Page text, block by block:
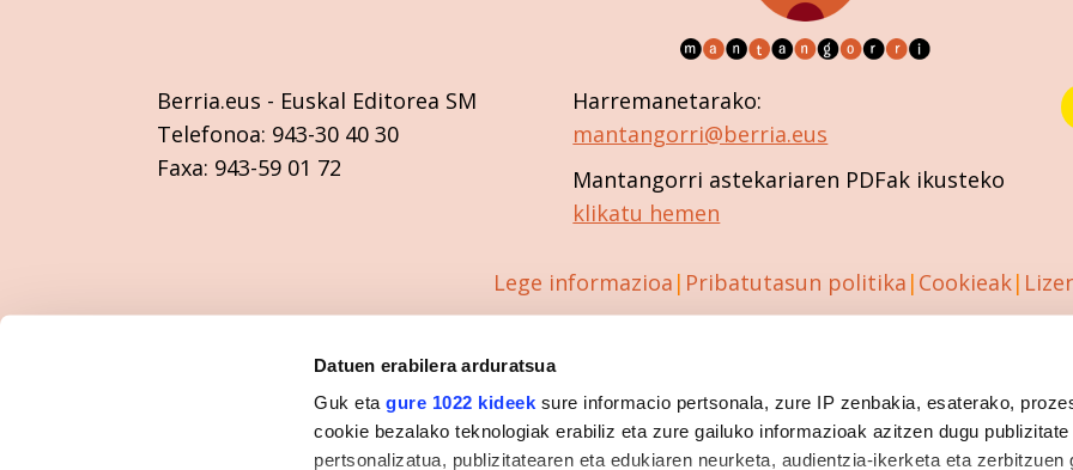
Datuen erabilera arduratsua
Guk etagure 1022 kideek sure informacio pertsonala, zure IP zenbakia, esaterako,
cookie bezalako teknologiak erabiliz eta zure gailuko informazioak azitzen dugu
pertsonalizatua, publizitatearen eta edukiaren neurketa, audientzia-ikerketa eta zerbitzuen
Berria.eus - Euskal Editorea SM
Telefonoa: 943-30 40 30
Faxa: 943-59 01 72
Harremanetarako:
mantangorri@berria.eus
Mantangorri astekariaren PDFak ikusteko
klikatu hemen
Lege informazioa Pribatutasun politika Cookieak